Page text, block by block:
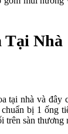
Tại Nhà
tại nhà và đây
bị 1 ống
trên sàn thương